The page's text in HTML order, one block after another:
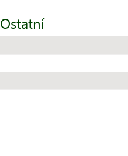
Ostatní